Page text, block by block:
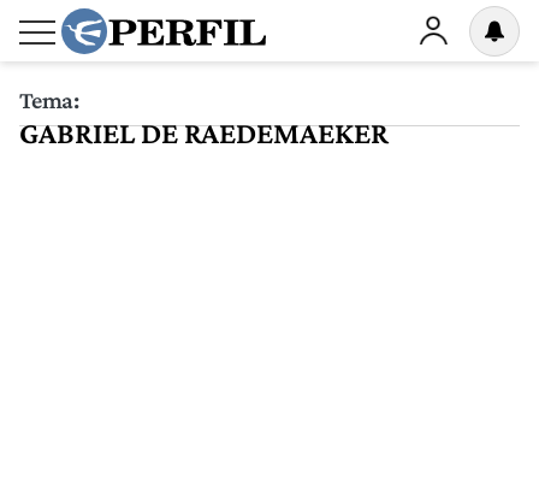
Tema:
GABRIEL DE RAEDEMAEKER